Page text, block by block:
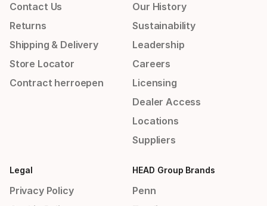
Contact Us
Returns
Shipping & Delivery
Store Locator
Contract herroepen
Our History
Sustainability
Leadership
Careers
Licensing
Dealer Access
Locations
Suppliers
Legal
Privacy Policy
HEAD Group Brands
Penn